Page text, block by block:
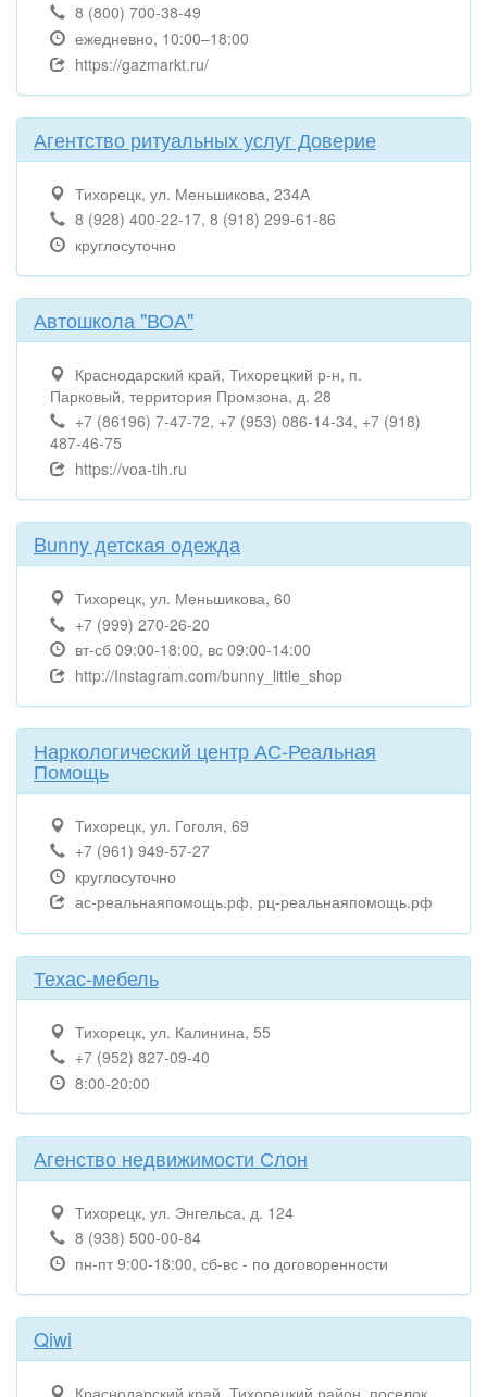
8 (800) 700-38-49
ежедневно, 10:00–18:00
https://gazmarkt.ru/
Агентство ритуальных услуг Доверие
Тихорецк, ул. Меньшикова, 234А
8 (928) 400-22-17, 8 (918) 299-61-86
круглосуточно
Автошкола "ВОА"
Краснодарский край, Тихорецкий р-н, п.
Парковый, территория Промзона, д. 28
+7 (86196) 7-47-72, +7 (953) 086-14-34, +7 (918)
487-46-75
https://voa-tih.ru
Bunny детская одежда
Тихорецк, ул. Меньшикова, 60
+7 (999) 270-26-20
вт-сб 09:00-18:00, вс 09:00-14:00
http://Instagram.com/bunny_little_shop
Наркологический центр АС-Реальная
Помощь
Тихорецк, ул. Гоголя, 69
+7 (961) 949-57-27
круглосуточно
ас-реальнаяпомощь.рф, рц-реальнаяпомощь.рф
Техас-мебель
Тихорецк, ул. Калинина, 55
+7 (952) 827-09-40
8:00-20:00
Агенство недвижимости Слон
Тихорецк, ул. Энгельса, д. 124
8 (938) 500-00-84
пн-пт 9:00-18:00, сб-вс - по договоренности
Qiwi
Краснодарский край, Тихорецкий район, поселок